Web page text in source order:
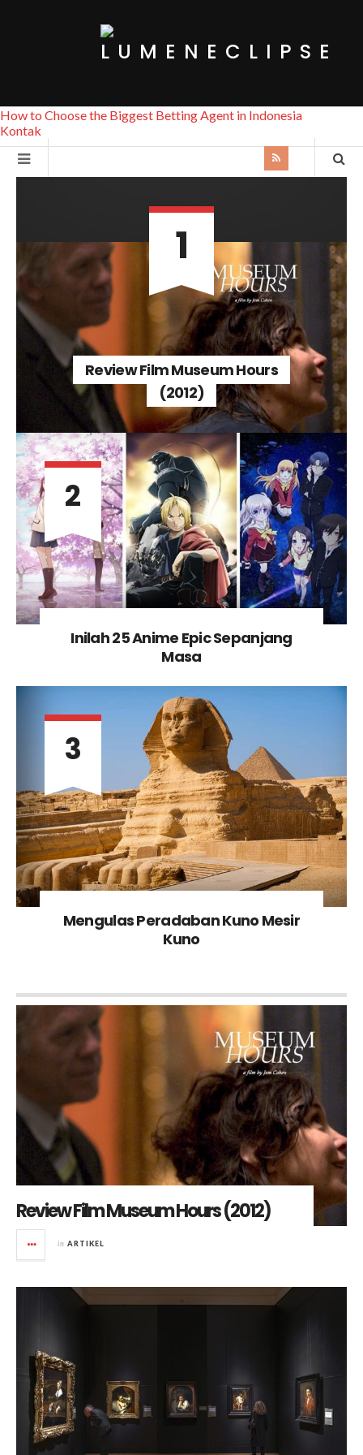
How to Choose the Biggest Betting Agent in Indonesia
Kontak
1
Review Film Museum Hours
(2012)
2
Inilah 25 Anime Epic Sepanjang
Masa
3
Mengulas Peradaban Kuno Mesir
Kuno
Review Film Museum Hours (2012)
in ARTIKEL